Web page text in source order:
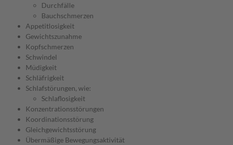
Durchfälle
Bauchschmerzen
Appetitlosigkeit
Gewichtszunahme
Kopfschmerzen
Schwindel
Müdigkeit
Schläfrigkeit
Schlafstörungen, wie:
Schlaflosigkeit
Konzentrationsstörungen
Koordinationsstörung
Gleichgewichtsstörung
Übermäßige Bewegungsaktivität